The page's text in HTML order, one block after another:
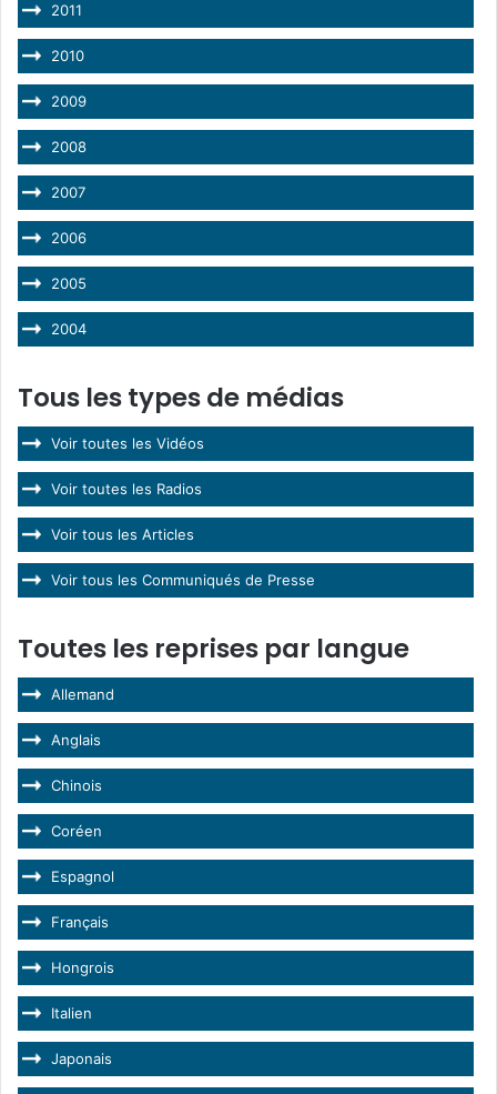
2011
2010
2009
2008
2007
2006
2005
2004
Tous les types de médias
Voir toutes les Vidéos
Voir toutes les Radios
Voir tous les Articles
Voir tous les Communiqués de Presse
Toutes les reprises par langue
Allemand
Anglais
Chinois
Coréen
Espagnol
Français
Hongrois
Italien
Japonais